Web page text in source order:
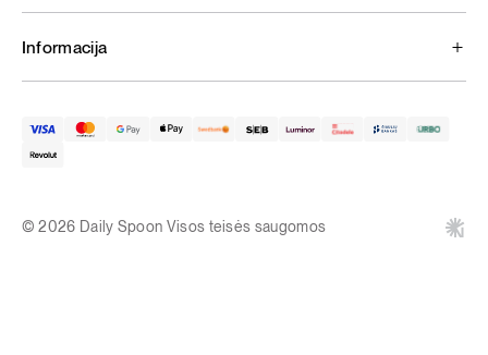
Informacija
© 2026 Daily Spoon Visos teisės saugomos